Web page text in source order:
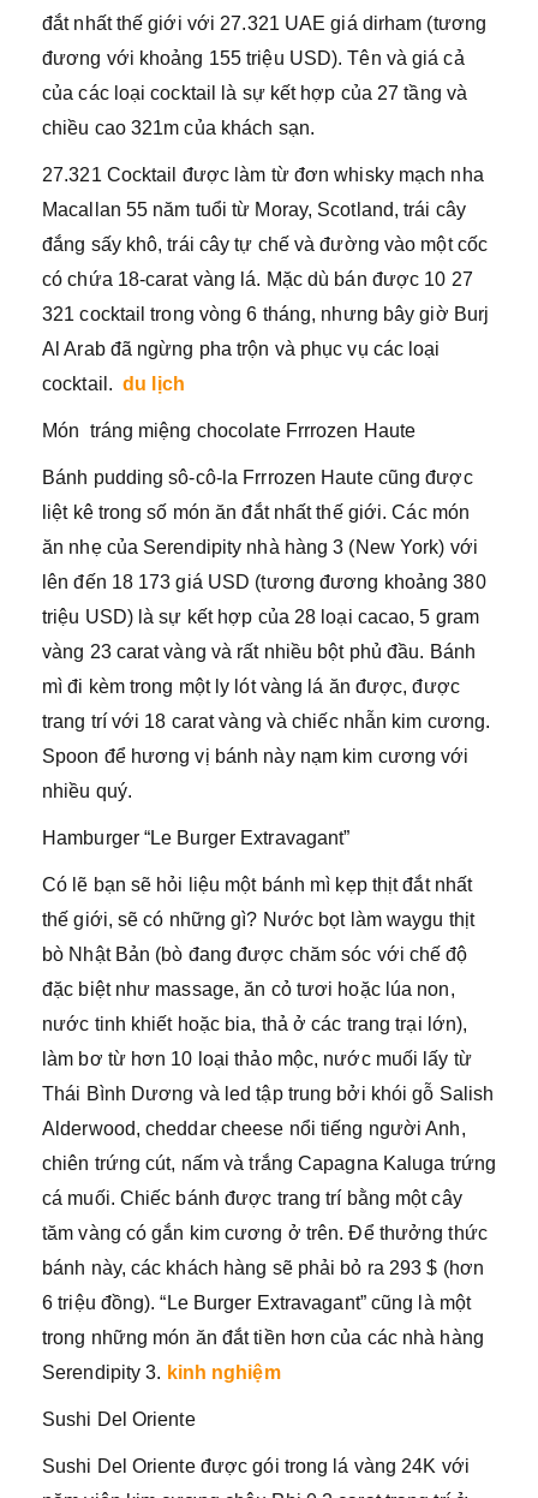
đắt nhất thế giới với 27.321 UAE giá dirham (tương
đương với khoảng 155 triệu USD). Tên và giá cả
của các loại cocktail là sự kết hợp của 27 tầng và
chiều cao 321m của khách sạn.
27.321 Cocktail được làm từ đơn whisky mạch nha
Macallan 55 năm tuổi từ Moray, Scotland, trái cây
đắng sấy khô, trái cây tự chế và đường vào một cốc
có chứa 18-carat vàng lá. Mặc dù bán được 10 27
321 cocktail trong vòng 6 tháng, nhưng bây giờ Burj
Al Arab đã ngừng pha trộn và phục vụ các loại
cocktail.du lịch
Món tráng miệng chocolate Frrrozen Haute
Bánh pudding sô-cô-la Frrrozen Haute cũng được
liệt kê trong số món ăn đắt nhất thế giới. Các món
ăn nhẹ của Serendipity nhà hàng 3 (New York) với
lên đến 18 173 giá USD (tương đương khoảng 380
triệu USD) là sự kết hợp của 28 loại cacao, 5 gram
vàng 23 carat vàng và rất nhiều bột phủ đầu. Bánh
mì đi kèm trong một ly lót vàng lá ăn được, được
trang trí với 18 carat vàng và chiếc nhẫn kim cương.
Spoon để hương vị bánh này nạm kim cương với
nhiều quý.
Hamburger “Le Burger Extravagant”
Có lẽ bạn sẽ hỏi liệu một bánh mì kẹp thịt đắt nhất
thế giới, sẽ có những gì? Nước bọt làm waygu thịt
bò Nhật Bản (bò đang được chăm sóc với chế độ
đặc biệt như massage, ăn cỏ tươi hoặc lúa non,
nước tinh khiết hoặc bia, thả ở các trang trại lớn),
làm bơ từ hơn 10 loại thảo mộc, nước muối lấy từ
Thái Bình Dương và led tập trung bởi khói gỗ Salish
Alderwood, cheddar cheese nổi tiếng người Anh,
chiên trứng cút, nấm và trắng Capagna Kaluga trứng
cá muối. Chiếc bánh được trang trí bằng một cây
tăm vàng có gắn kim cương ở trên. Để thưởng thức
bánh này, các khách hàng sẽ phải bỏ ra 293 $ (hơn
6 triệu đồng). “Le Burger Extravagant” cũng là một
trong những món ăn đắt tiền hơn của các nhà hàng
Serendipity 3. kinh nghiệm
Sushi Del Oriente
Sushi Del Oriente được gói trong lá vàng 24K với